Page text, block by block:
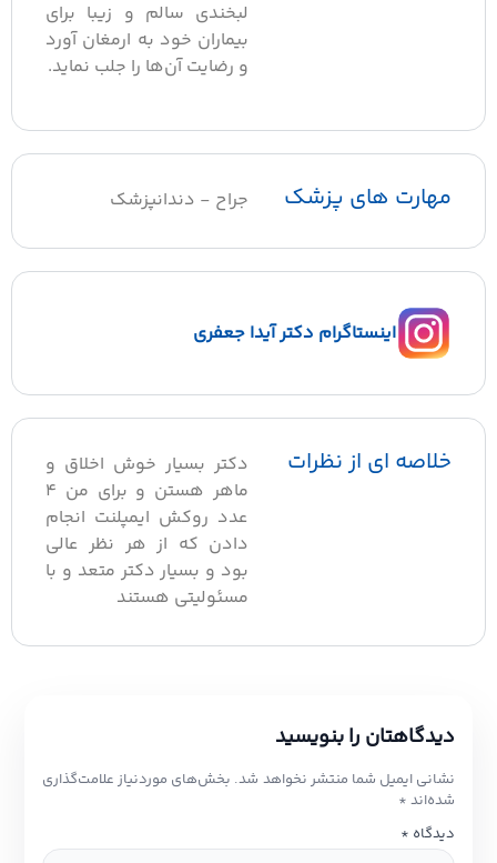
لبخندی سالم و زیبا برای
بیماران خود به ارمغان آورد
و رضایت آن‌ها را جلب نماید.
مهارت های پزشک جراح - دندانپزشک
اینستاگرام دکتر آیدا جعفری
خلاصه ای از نظرات
دکتر بسیار خوش اخلاق و
ماهر هستن و برای من ۴
عدد روکش ایمپلنت انجام
دادن که از هر نظر عالی
بود و بسیار دکتر متعد و با
مسئولیتی هستند
را بنویسید
ایمیل شما منتشر نخواهد شد. بخش‌های موردنیاز علامت‌گذاری
*
*